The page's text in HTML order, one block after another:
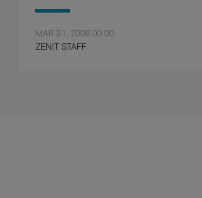
MAR 31, 2008 00:00
ZENIT STAFF